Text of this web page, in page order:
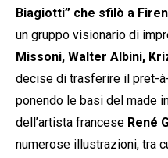
Biagiotti” che sfilò a
un gruppo visionario di
Missoni, Walter Albini,
decise di trasferire il pret-
ponendo le basi del made
dell’artista francese René
numerose illustrazioni, tra